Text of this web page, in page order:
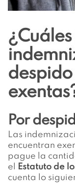
¿Cuáles
despido
Por
Las
encuentran
pague la
el
Estatuto de
cuenta lo